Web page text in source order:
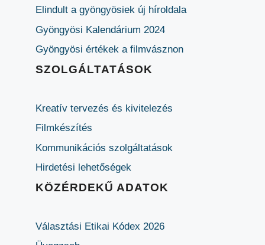
Elindult a gyöngyösiek új híroldala
Gyöngyösi Kalendárium 2024
Gyöngyösi értékek a filmvásznon
SZOLGÁLTATÁSOK
Kreatív tervezés és kivitelezés
Filmkészítés
Kommunikációs szolgáltatások
Hirdetési lehetőségek
KÖZÉRDEKŰ ADATOK
Választási Etikai Kódex 2026